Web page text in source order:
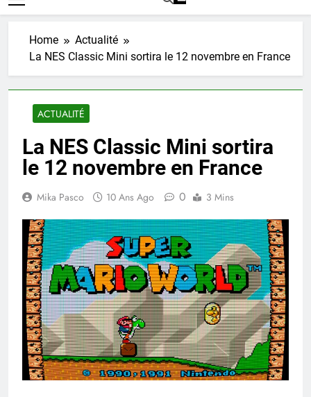
Home
Actualité
La NES Classic Mini sortira le 12 novembre en France
ACTUALITÉ
La NES Classic Mini sortira
le 12 novembre en France
Mika Pasco 10 Ans Ago 0 3 Mins